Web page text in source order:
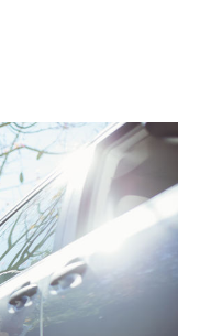
PARA PROFESIONALES
CUPONES
SUSCRÍBASE